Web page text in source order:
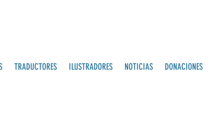
TRADUCTORES ILUSTRADORES NOTICIAS DONACIONES